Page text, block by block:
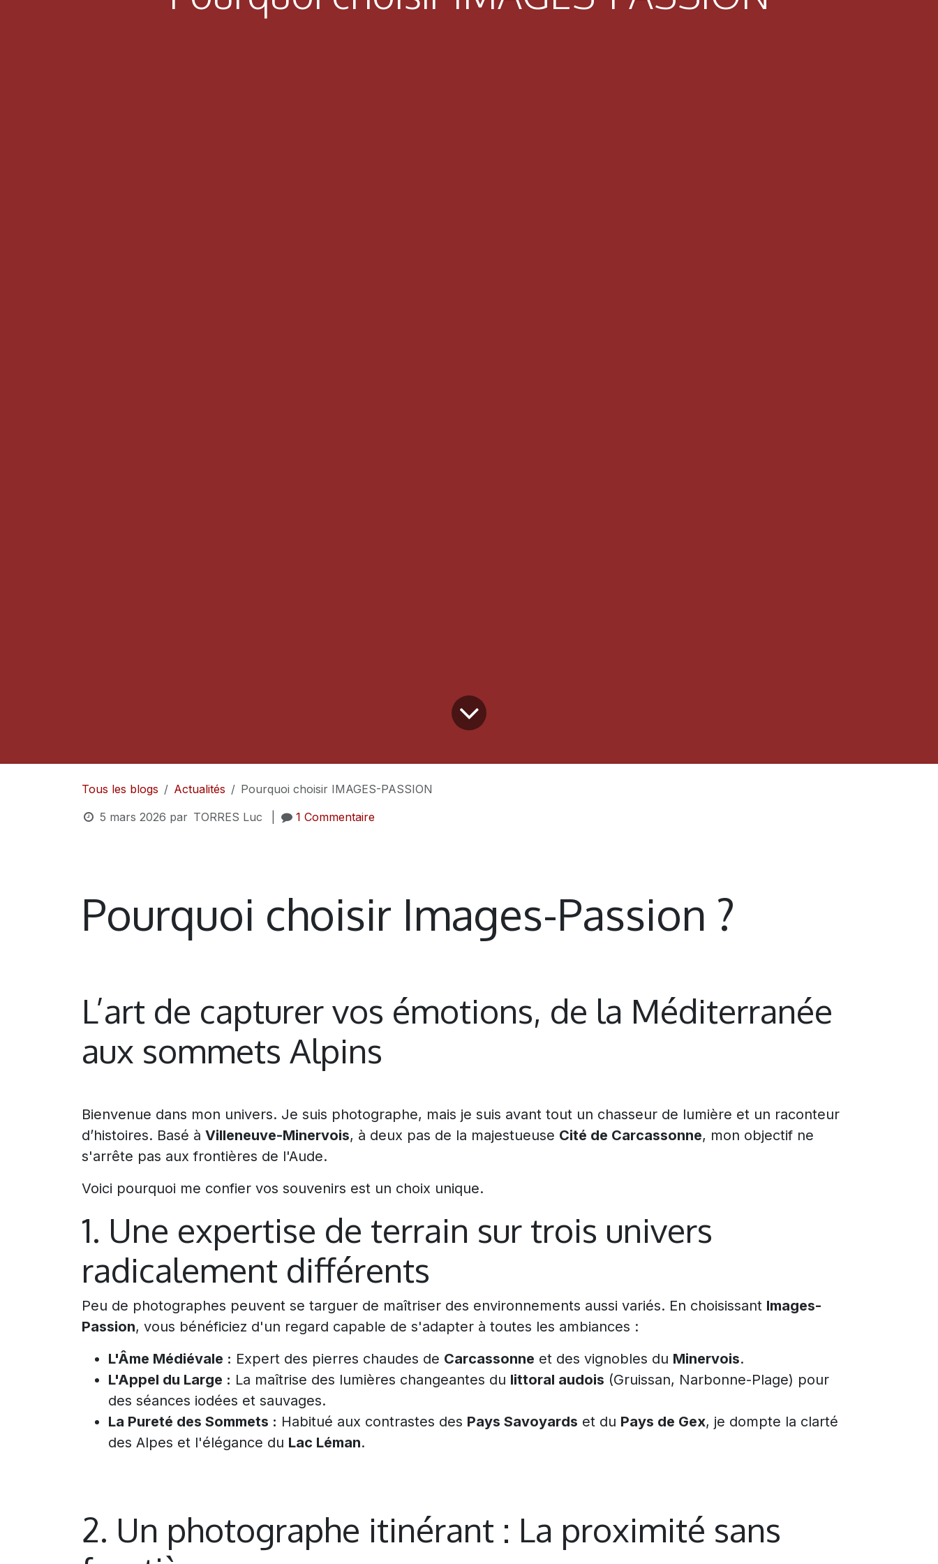
Tous les blogs Actualités
Pourquoi choisir IMAGES-PASSION
5 mars 2026 par TORRES Luc 1 Commentaire
Pourquoi choisir Images-Passion ?
L’art de capturer vos émotions, de la Méditerranée
aux sommets Alpins
Bienvenue dans mon univers. Je suis photographe, mais je suis avant tout un chasseur de lumière et un raconteur
d’histoires. Basé à Villeneuve-Minervois, à deux pas de la majestueuse Cité de Carcassonne, mon objectif ne
s'arrête pas aux frontières de l'Aude.
Voici pourquoi me confier vos souvenirs est un choix unique.
1. Une expertise de terrain sur trois univers
radicalement différents
Peu de photographes peuvent se targuer de maîtriser des environnements aussi variés. En choisissant Images-
Passion, vous bénéficiez d'un regard capable de s'adapter à toutes les ambiances :
L'Âme Médiévale : Expert des pierres chaudes de Carcassonne et des vignobles du Minervois.
L'Appel du Large : La maîtrise des lumières changeantes du littoral audois (Gruissan, Narbonne-Plage) pour
des séances iodées et sauvages.
La Pureté des Sommets : Habitué aux contrastes des Pays Savoyards et du Pays de Gex, je dompte la clarté
des Alpes et l'élégance du Lac Léman.
2. Un photographe itinérant : La proximité sans